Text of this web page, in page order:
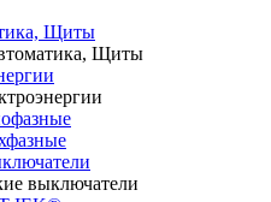
Щиты
Щиты
выключатели